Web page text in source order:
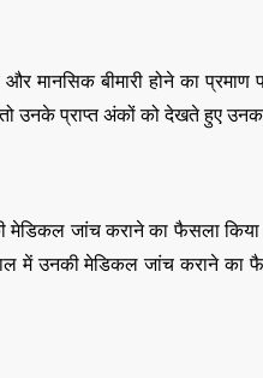
मानसिक बीमारी होने का
उनके प्राप्त अंकों को देखते हुए
जांच कराने का फैसला
उनकी मेडिकल जांच कराने का